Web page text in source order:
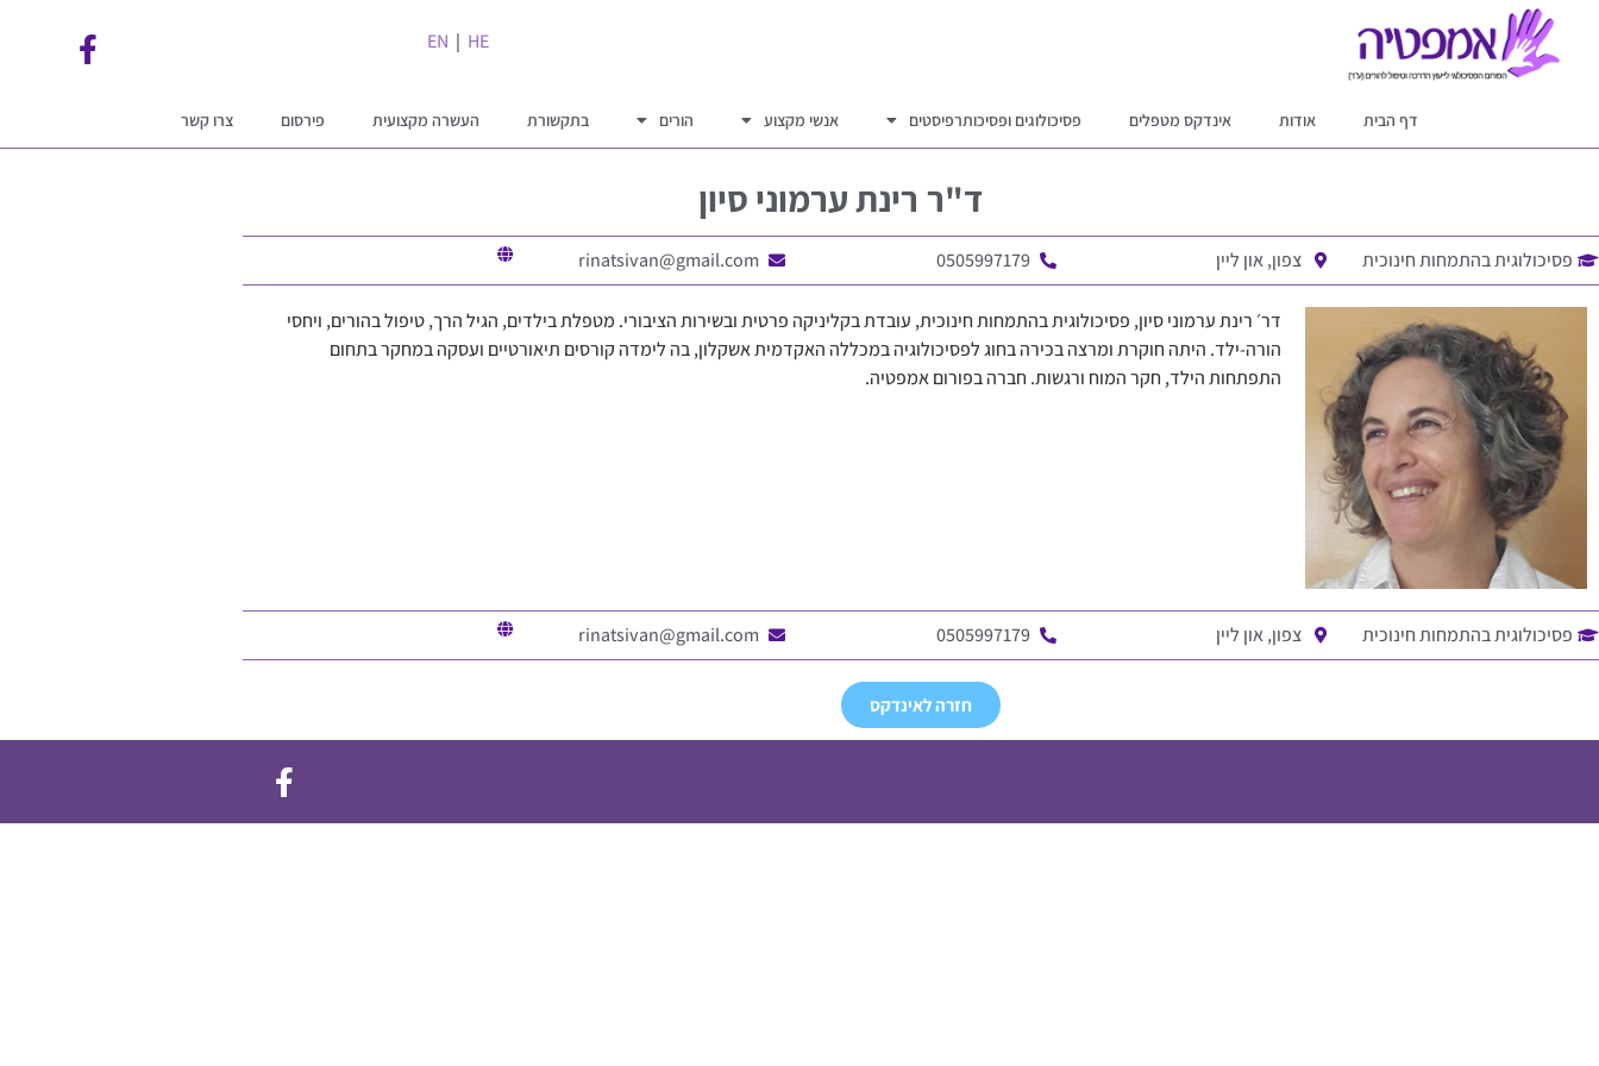
EN | HE
דף הבית אודות אינדקס מטפלים פסיכולוגים ופסיכותרפיסטים אנשי מקצוע הורים בתקשורת העשרה מקצועית פירסום צרו קשר
ד"ר רינת ערמוני סיון
פסיכולוגית בהתמחות חינוכית צפון, און ליין 0505997179
rinatsivan@gmail.com
דר׳ רינת ערמוני סיון, פסיכולוגית בהתמחות חינוכית, עובדת בקליניקה פרטית ובשירות הציבורי. מטפלת בילדים, הגיל הרך, טיפול בהורים, ויחסי
הורה-ילד. היתה חוקרת ומרצה בכירה בחוג לפסיכולוגיה במכללה האקדמית אשקלון, בה לימדה קורסים תיאורטיים ועסקה במחקר בתחום
התפתחות הילד, חקר המוח ורגשות. חברה בפורום אמפטיה.
פסיכולוגית בהתמחות חינוכית צפון, און ליין 0505997179
rinatsivan@gmail.com
חזרה לאינדקס